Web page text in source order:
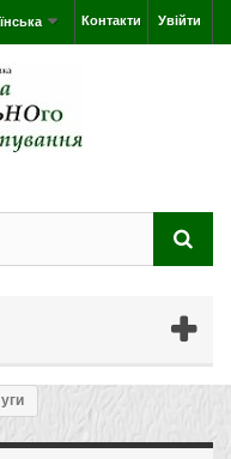
Увійти
Контакти